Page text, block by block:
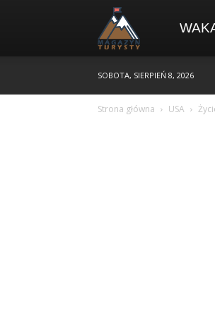
SOBOTA, SIERPIEŃ 8, 2026
Strona główna USA